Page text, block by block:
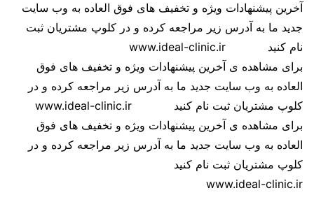
آخرین پیشنهادات ویژه و تخفیف های فوق العاده به وب سایت
جدید ما به آدرس زیر مراجعه کرده و در کلوپ مشتریان ثبت
نام کنید www.ideal-clinic.ir
برای مشاهده ی آخرین پیشنهادات ویژه و تخفیف های فوق
العاده به وب سایت جدید ما به آدرس زیر مراجعه کرده و در
کلوپ مشتریان ثبت نام کنید www.ideal-clinic.ir
برای مشاهده ی آخرین پیشنهادات ویژه و تخفیف های فوق
العاده به وب سایت جدید ما به آدرس زیر مراجعه کرده و در
کلوپ مشتریان ثبت نام کنید
www.ideal-clinic.ir